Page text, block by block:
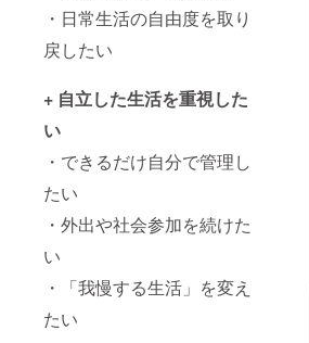
・日常生活の自由度を取り
戻したい
+ 自立した生活を重視した
い
・できるだけ自分で管理し
たい
・外出や社会参加を続けた
い
・「我慢する生活」を変え
たい